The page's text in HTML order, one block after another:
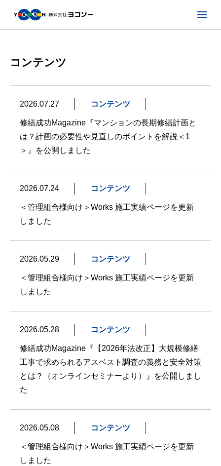
コンテンツ
2026.07.27 コンテンツ
修繕成功Magazine『マンションの長期修繕計画と
は？計画の必要性や見直しのポイントを解説＜1
＞』を公開しました
2026.07.24 コンテンツ
＜管理組合様向け＞Works 施工実績ページを更新
しました
2026.05.29 コンテンツ
＜管理組合様向け＞Works 施工実績ページを更新
しました
2026.05.28 コンテンツ
修繕成功Magazine『【2026年法改正】大規模修繕
工事で求められるアスベスト調査の義務と安全対策
とは？（オンラインセミナーより）』を公開しまし
た
2026.05.08 コンテンツ
＜管理組合様向け＞Works 施工実績ページを更新
しました